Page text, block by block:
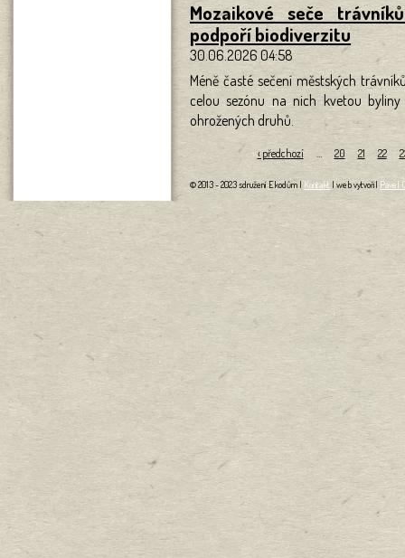
Mozaikové seče
podpoří biodiverzitu
30.06.2026 04:58
Méně časté sečení městských
celou sezónu na nich kvetou
ohrožených druhů.
Stránky ‹ předchozí … 20 21 22
© 2013 - 2023 sdružení Ekodům | Kontakt | web vytvořil Pavel